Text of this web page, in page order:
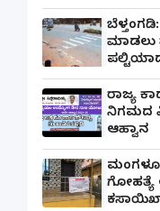
ಮಾಡಲು
ರಾಜ್ಯ
ನಿಗಮದ
ಆಹ್ವಾನ